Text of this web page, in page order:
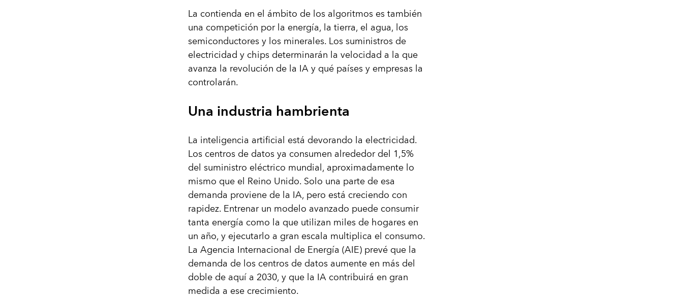
La contienda en el ámbito de los algoritmos es también
una competición por la energía, la tierra, el agua, los
semiconductores y los minerales. Los suministros de
electricidad y chips determinarán la velocidad a la que
avanza la revolución de la IA y qué países y empresas la
controlarán.
Una industria hambrienta
La inteligencia artificial está devorando la electricidad.
Los centros de datos ya consumen alrededor del 1,5%
del suministro eléctrico mundial, aproximadamente lo
mismo que el Reino Unido. Solo una parte de esa
demanda proviene de la IA, pero está creciendo con
rapidez. Entrenar un modelo avanzado puede consumir
tanta energía como la que utilizan miles de hogares en
un año, y ejecutarlo a gran escala multiplica el consumo.
La Agencia Internacional de Energía (AIE) prevé que la
demanda de los centros de datos aumente en más del
doble de aquí a 2030, y que la IA contribuirá en gran
medida a ese crecimiento.